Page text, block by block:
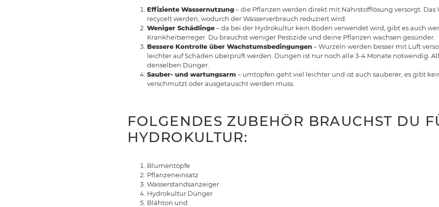
Effiziente Wassernutzung– die Pflanzen werden direkt mit Nährstofflösung versorgt. Das
recycelt werden, wodurch der Wasserverbrauch reduziert wird.
Weniger Schädlinge– da bei der Hydrokultur kein Boden verwendet wird, gibt es auch
Krankheitserreger. Du brauchst weniger Pestizide und deine Pflanzen wachsen gesünder.
Bessere Kontrolle über Wachstumsbedingungen– Wurzeln werden besser mit Luft
leichter auf Schäden überprüft werden. Düngen ist nur noch alle 3-4 Monate notwendig.
denselben Dünger.
Sauber- und wartungsarm – umtopfen geht viel leichter und ist auch sauberer, es gibt
verschmutzt oder ausgetauscht werden muss.
FOLGENDES ZUBEHÖR BRAUCHST DU
HYDROKULTUR:
Blumentöpfe
Pflanzeneinsatz
Wasserstandsanzeiger
Hydrokultur Dünger
Blähton und